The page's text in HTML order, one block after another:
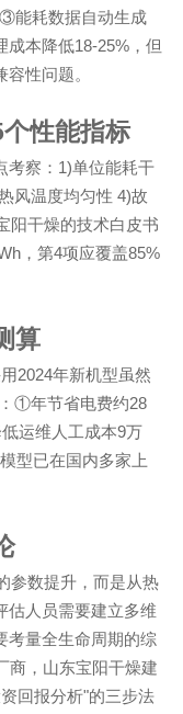
能耗数据自动生成
本降低18-25%，但
性问题。
性能指标
考察：1)单位能耗干
风温度均匀性 4)故
阳干燥的技术白皮书
，第4项应覆盖85%
算
2024年新机型虽然
①年节省电费约28
运维人工成本9万
型已在国内多家上
参数提升，而是从热
估人员需要建立多维
考量全生命周期的综
商，山东宝阳干燥建
回报分析"的三步法